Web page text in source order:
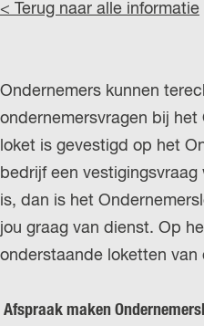
< Terug naar alle informatie
Ondernemers kunnen
ondernemersvragen bij het
loket is gevestigd op het
bedrijf een
is, dan is het
jou graag van dienst. Op
onderstaande loketten van
Afspraak maken